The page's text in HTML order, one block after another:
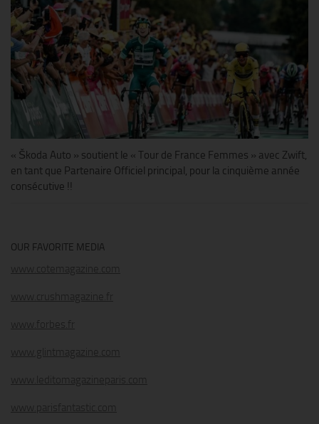
« Škoda Auto » soutient le « Tour de France Femmes » avec Zwift,
en tant que Partenaire Officiel principal, pour la cinquième année
consécutive !!
OUR FAVORITE MEDIA
www.cotemagazine.com
www.crushmagazine.fr
www.forbes.fr
www.glintmagazine.com
www.leditomagazineparis.com
www.parisfantastic.com